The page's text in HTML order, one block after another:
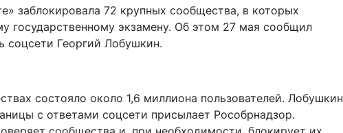
заблокировала 72 крупных сообщества, в которых
государственному экзамену. Об этом 27 мая сообщил
соцсети Георгий Лобушкин.
состояло около 1,6 миллиона пользователей. Лобушкин
с ответами соцсети присылает Рособрнадзор.